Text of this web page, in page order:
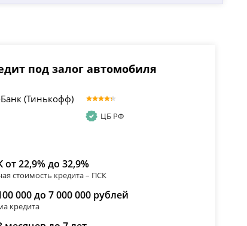
под залог автомобиля
ЦБ РФ
от 22,9% до 32,9%
стоимость кредита – ПСК
000 до 7 000 000 рублей
кредита